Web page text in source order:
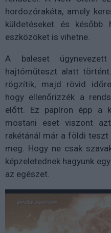
hordozórakéta, amely
küldetéseket és később
eszközöket is vihetne.
A baleset
hajtóműteszt alatt
rögzítik, majd rövid
hogy ellenőrizzék a
előtt. Ez papíron épp a
mostani eset viszont
rakétánál már a földi
meg. Hogy ne csak
képzeletednek hagyunk
az egészet.